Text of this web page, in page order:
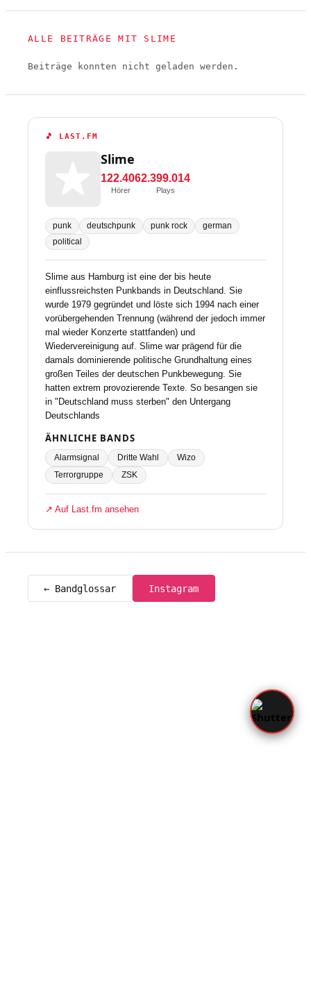
ALLE BEITRÄGE MIT SLIME
Beiträge konnten nicht geladen werden.
🎵 LAST.FM
Slime
122.406
Hörer
2.399.014
Plays
punk deutschpunk punk rock
german
political
Slime aus Hamburg ist eine der bis heute
einflussreichsten Punkbands in Deutschland. Sie
wurde 1979 gegründet und löste sich 1994 nach einer
vorübergehenden Trennung (während der jedoch immer
mal wieder Konzerte stattfanden) und
Wiedervereinigung auf. Slime war prägend für die
damals dominierende politische Grundhaltung eines
großen Teiles der deutschen Punkbewegung. Sie
hatten extrem provozierende Texte. So besangen sie
in "Deutschland muss sterben" den Untergang
Deutschlands
ÄHNLICHE BANDS
Alarmsignal Dritte Wahl
Wizo
Terrorgruppe
ZSK
↗ Auf Last.fm ansehen
← Bandglossar Instagram